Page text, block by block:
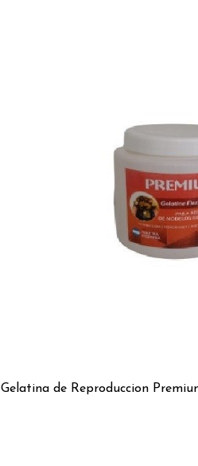
Gelatina de Reproduccion